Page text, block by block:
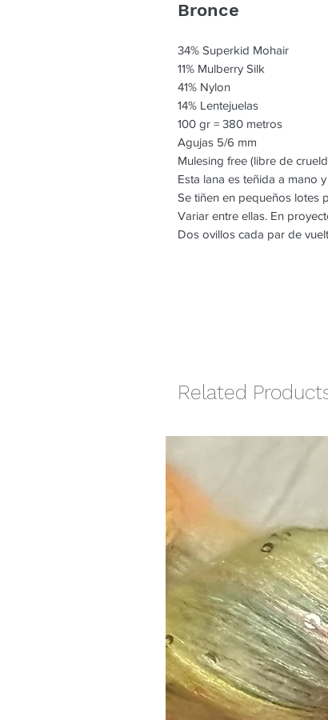
Bronce
34% Superkid Mohair
11% Mulberry Silk
41% Nylon
14% Lentejuelas
100 gr = 380 metros
Agujas 5/6 mm
Mulesing free (libre de
Esta lana es teñida a mano
Se tiñen en pequeños lotes
Variar entre ellas. En
Dos ovillos cada par de
Related